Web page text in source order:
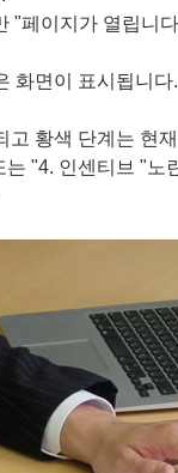
"페이지가 열립니
화면이 표시됩니
황색 단계는 현
"4. 인센티브 "노